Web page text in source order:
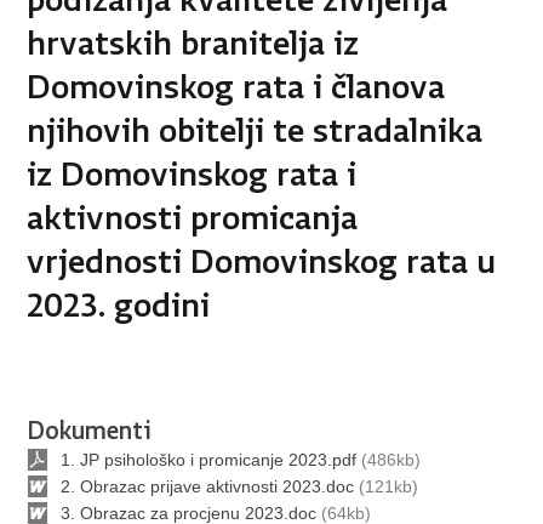
hrvatskih branitelja iz
Domovinskog rata i članova
njihovih obitelji te stradalnika
iz Domovinskog rata i
aktivnosti promicanja
vrjednosti Domovinskog rata u
2023. godini
Dokumenti
1. JP psihološko i promicanje 2023.pdf (486kb)
2. Obrazac prijave aktivnosti 2023.doc (121kb)
3. Obrazac za procjenu 2023.doc (64kb)